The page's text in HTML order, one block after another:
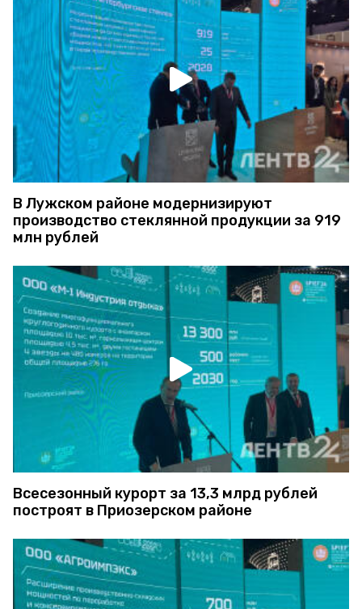
В Лужском районе модернизируют
производство стеклянной продукции за 919
млн рублей
Всесезонный курорт за 13,3 млрд рублей
построят в Приозерском районе